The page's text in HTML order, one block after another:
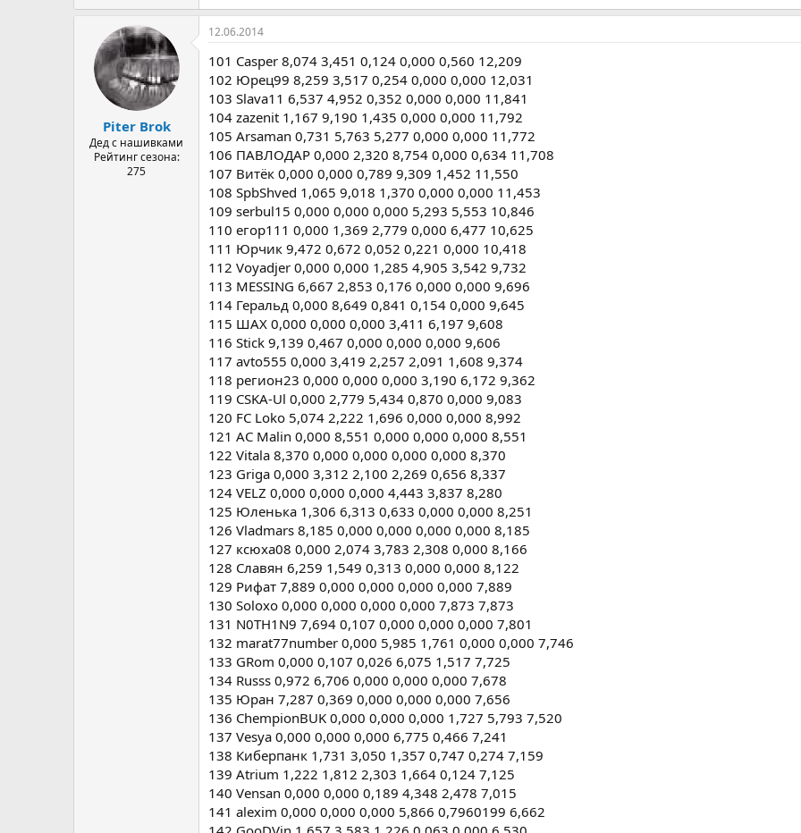
Piter Brok
Дед с нашивками
Рейтинг сезона:
275
12.06.2014
101 Casper 8,074 3,451 0,124 0,000 0,560 12,209
102 Юрец99 8,259 3,517 0,254 0,000 0,000 12,031
103 Slava11 6,537 4,952 0,352 0,000 0,000 11,841
104 zazenit 1,167 9,190 1,435 0,000 0,000 11,792
105 Arsaman 0,731 5,763 5,277 0,000 0,000 11,772
106 ПАВЛОДАР 0,000 2,320 8,754 0,000 0,634 11,708
107 Витёк 0,000 0,000 0,789 9,309 1,452 11,550
108 SpbShved 1,065 9,018 1,370 0,000 0,000 11,453
109 serbul15 0,000 0,000 0,000 5,293 5,553 10,846
110 егор111 0,000 1,369 2,779 0,000 6,477 10,625
111 Юрчик 9,472 0,672 0,052 0,221 0,000 10,418
112 Voyadjer 0,000 0,000 1,285 4,905 3,542 9,732
113 MESSING 6,667 2,853 0,176 0,000 0,000 9,696
114 Геральд 0,000 8,649 0,841 0,154 0,000 9,645
115 ШАХ 0,000 0,000 0,000 3,411 6,197 9,608
116 Stick 9,139 0,467 0,000 0,000 0,000 9,606
117 avto555 0,000 3,419 2,257 2,091 1,608 9,374
118 регион23 0,000 0,000 0,000 3,190 6,172 9,362
119 CSKA-Ul 0,000 2,779 5,434 0,870 0,000 9,083
120 FC Loko 5,074 2,222 1,696 0,000 0,000 8,992
121 AC Malin 0,000 8,551 0,000 0,000 0,000 8,551
122 Vitala 8,370 0,000 0,000 0,000 0,000 8,370
123 Griga 0,000 3,312 2,100 2,269 0,656 8,337
124 VELZ 0,000 0,000 0,000 4,443 3,837 8,280
125 Юленька 1,306 6,313 0,633 0,000 0,000 8,251
126 Vladmars 8,185 0,000 0,000 0,000 0,000 8,185
127 ксюха08 0,000 2,074 3,783 2,308 0,000 8,166
128 Славян 6,259 1,549 0,313 0,000 0,000 8,122
129 Рифат 7,889 0,000 0,000 0,000 0,000 7,889
130 Soloxo 0,000 0,000 0,000 0,000 7,873 7,873
131 N0TH1N9 7,694 0,107 0,000 0,000 0,000 7,801
132 marat77number 0,000 5,985 1,761 0,000 0,000 7,746
133 GRom 0,000 0,107 0,026 6,075 1,517 7,725
134 Russs 0,972 6,706 0,000 0,000 0,000 7,678
135 Юран 7,287 0,369 0,000 0,000 0,000 7,656
136 ChempionBUK 0,000 0,000 0,000 1,727 5,793 7,520
137 Vesya 0,000 0,000 0,000 6,775 0,466 7,241
138 Киберпанк 1,731 3,050 1,357 0,747 0,274 7,159
139 Atrium 1,222 1,812 2,303 1,664 0,124 7,125
140 Vensan 0,000 0,000 0,189 4,348 2,478 7,015
141 alexim 0,000 0,000 0,000 5,866 0,7960199 6,662